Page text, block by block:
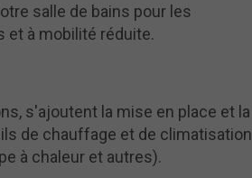
salle de bains pour les
et à mobilité réduite.
s'ajoutent la mise en place et la
de chauffage et de climatisation
à chaleur et autres).